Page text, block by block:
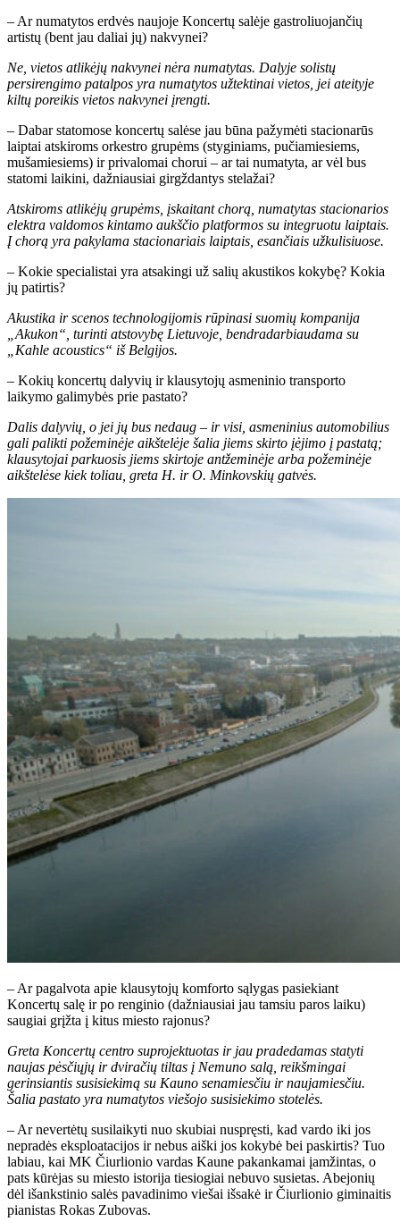
– Ar numatytos erdvės naujoje Koncertų salėje gastroliuojančių
artistų (bent jau daliai jų) nakvynei?
Ne, vietos atlikėjų nakvynei nėra numatytas. Dalyje solistų
persirengimo patalpos yra numatytos užtektinai vietos, jei ateityje
kiltų poreikis vietos nakvynei įrengti.
– Dabar statomose koncertų salėse jau būna pažymėti stacionarūs
laiptai atskiroms orkestro grupėms (styginiams, pučiamiesiems,
mušamiesiems) ir privalomai chorui – ar tai numatyta, ar vėl bus
statomi laikini, dažniausiai girgždantys stelažai?
Atskiroms atlikėjų grupėms, įskaitant chorą, numatytas stacionarios
elektra valdomos kintamo aukščio platformos su integruotu laiptais.
Į chorą yra pakylama stacionariais laiptais, esančiais užkulisiuose.
– Kokie specialistai yra atsakingi už salių akustikos kokybę? Kokia
jų patirtis?
Akustika ir scenos technologijomis rūpinasi suomių kompanija
„Akukon“, turinti atstovybę Lietuvoje, bendradarbiaudama su
„Kahle acoustics“ iš Belgijos.
– Kokių koncertų dalyvių ir klausytojų asmeninio transporto
laikymo galimybės prie pastato?
Dalis dalyvių, o jei jų bus nedaug – ir visi, asmeninius automobilius
gali palikti požeminėje aikštelėje šalia jiems skirto įėjimo į pastatą;
klausytojai parkuosis jiems skirtoje antžeminėje arba požeminėje
aikštelėse kiek toliau, greta H. ir O. Minkovskių gatvės.
– Ar pagalvota apie klausytojų komforto sąlygas pasiekiant
Koncertų salę ir po renginio (dažniausiai jau tamsiu paros laiku)
saugiai grįžta į kitus miesto rajonus?
Greta Koncertų centro suprojektuotas ir jau pradedamas statyti
naujas pėsčiųjų ir dviračių tiltas į Nemuno salą, reikšmingai
gerinsiantis susisiekimą su Kauno senamiesčiu ir naujamiesčiu.
Šalia pastato yra numatytos viešojo susisiekimo stotelės.
– Ar nevertėtų susilaikyti nuo skubiai nuspręsti, kad vardo iki jos
nepradės eksploatacijos ir nebus aiški jos kokybė bei paskirtis? Tuo
labiau, kai MK Čiurlionio vardas Kaune pakankamai įamžintas, o
pats kūrėjas su miesto istorija tiesiogiai nebuvo susietas. Abejonių
dėl išankstinio salės pavadinimo viešai išsakė ir Čiurlionio giminaitis
pianistas Rokas Zubovas.